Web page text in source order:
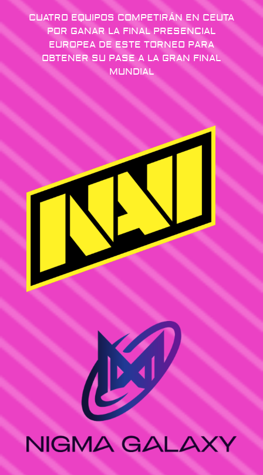
CUATRO EQUIPOS COMPETIRÁN EN CEUTA
POR GANAR LA FINAL PRESENCIAL
EUROPEA DE ESTE TORNEO PARA
OBTENER SU PASE A LA GRAN FINAL
MUNDIAL